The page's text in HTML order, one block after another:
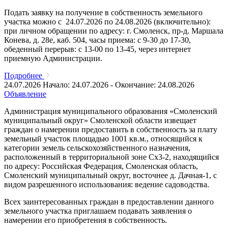
Подать заявку на получение в собственность земельного
участка можно с 24.07.2026 по 24.08.2026 (включительно):
при личном обращении по адресу: г. Смоленск, пр-д. Маршала
Конева, д. 28е, каб. 504, часы приема: с 9-30 до 17-30,
обеденный перерыв: с 13-00 по 13-45, через интернет
приемную Администрации.
Подробнее
24.07.2026 Начало: 24.07.2026 - Окончание: 24.08.2026
Объявление
Администрация муниципального образования «Смоленский
муниципальный округ» Смоленской области извещает
граждан о намерении предоставить в собственность за плату
земельный участок площадью 1001 кв.м., относящийся к
категории земель сельскохозяйственного назначения,
расположенный в территориальной зоне Сх3-2, находящийся
по адресу: Российская Федерация, Смоленская область,
Смоленский муниципальный округ, восточнее д. Дачная-1, с
видом разрешенного использования: ведение садоводства.
Всех заинтересованных граждан в предоставлении данного
земельного участка приглашаем подавать заявления о
намерении его приобретения в собственность.